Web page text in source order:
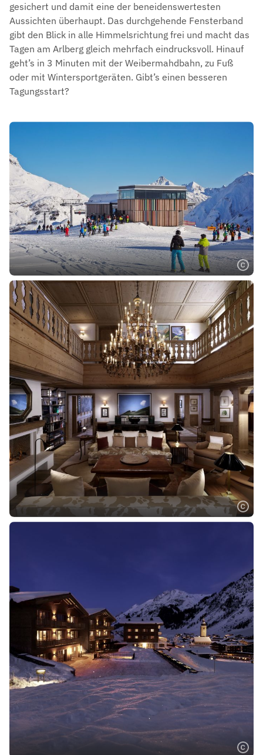
gesichert und damit eine der beneidenswertesten
Aussichten überhaupt. Das durchgehende Fensterband
gibt den Blick in alle Himmelsrichtung frei und macht das
Tagen am Arlberg gleich mehrfach eindrucksvoll. Hinauf
geht’s in 3 Minuten mit der Weibermahdbahn, zu Fuß
oder mit Wintersportgeräten. Gibt’s einen besseren
Tagungsstart?